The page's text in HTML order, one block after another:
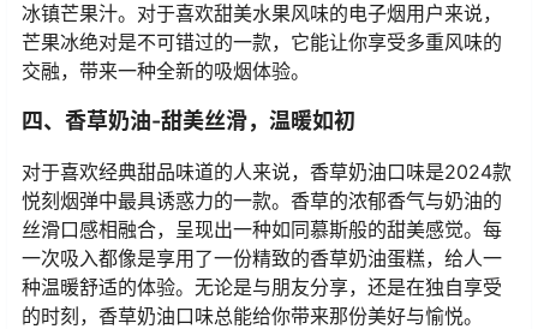
冰镇芒果汁。对于喜欢甜美水果风味的电子烟用户来说，
芒果冰绝对是不可错过的一款，它能让你享受多重风味的
交融，带来一种全新的吸烟体验。
四、香草奶油-甜美丝滑，温暖如初
对于喜欢经典甜品味道的人来说，香草奶油口味是2024款
悦刻烟弹中最具诱惑力的一款。香草的浓郁香气与奶油的
丝滑口感相融合，呈现出一种如同慕斯般的甜美感觉。每
一次吸入都像是享用了一份精致的香草奶油蛋糕，给人一
种温暖舒适的体验。无论是与朋友分享，还是在独自享受
的时刻，香草奶油口味总能给你带来那份美好与愉悦。